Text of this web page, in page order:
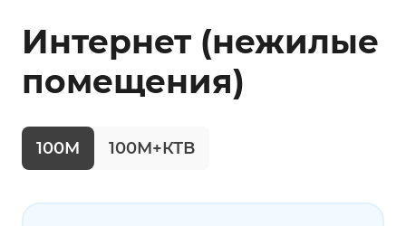
Интернет (нежилые
помещения)
100М 100М+КТВ